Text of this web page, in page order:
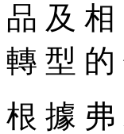
品 及
轉 型 的
根 據 弗